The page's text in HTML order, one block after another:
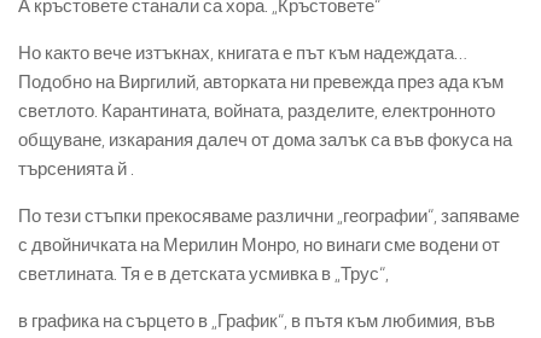
А кръстовете станали са хора. „Кръстовете“
Но както вече изтъкнах, книгата е път към надеждата…
Подобно на Виргилий, авторката ни превежда през ада към
светлото. Карантината, войната, разделите, електронното
общуване, изкарания далеч от дома залък са във фокуса на
търсенията й .
По тези стъпки прекосяваме различни „географии“, запяваме
с двойничката на Мерилин Монро, но винаги сме водени от
светлината. Тя е в детската усмивка в „Трус“,
в графика на сърцето в „График“, в пътя към любимия, във